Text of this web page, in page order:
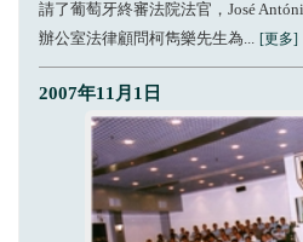
請了葡萄牙終審法院法官，José
辦公室法律顧問柯雋樂先生為... [更多]
2007年11月1日